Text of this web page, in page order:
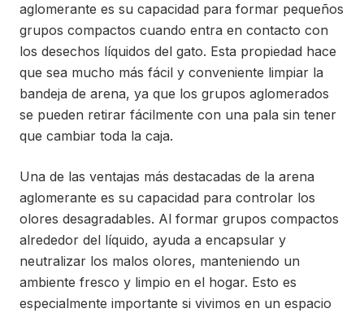
aglomerante es su capacidad para formar pequeños
grupos compactos cuando entra en contacto con
los desechos líquidos del gato. Esta propiedad hace
que sea mucho más fácil y conveniente limpiar la
bandeja de arena, ya que los grupos aglomerados
se pueden retirar fácilmente con una pala sin tener
que cambiar toda la caja.
Una de las ventajas más destacadas de la arena
aglomerante es su capacidad para controlar los
olores desagradables. Al formar grupos compactos
alrededor del líquido, ayuda a encapsular y
neutralizar los malos olores, manteniendo un
ambiente fresco y limpio en el hogar. Esto es
especialmente importante si vivimos en un espacio